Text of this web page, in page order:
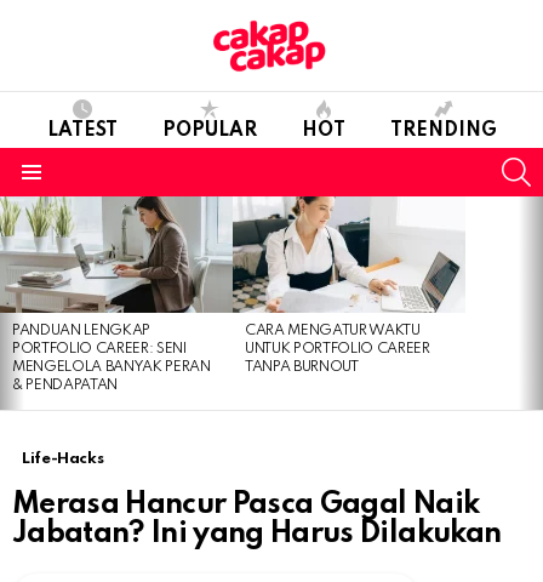
LATEST POPULAR HOT TRENDING
LATEST
STORIES
PANDUAN LENGKAP
PORTFOLIO CAREER: SENI
MENGELOLA BANYAK PERAN
& PENDAPATAN
CARA MENGATUR WAKTU
UNTUK PORTFOLIO CAREER
TANPA BURNOUT
Life-Hacks
Merasa Hancur Pasca Gagal Naik
Jabatan? Ini yang Harus Dilakukan